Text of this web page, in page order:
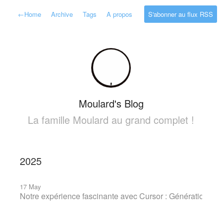
←Home Archive Tags A propos S'abonner au flux RSS
Moulard's Blog
La famille Moulard au grand complet !
2025
17 May
Notre expérience fascinante avec Cursor : Génération